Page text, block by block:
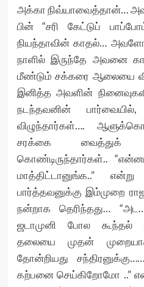
அக்கா நிவ்யாவைத்தான்… அவள்
பின் “சரி கேட்டுப்
நியந்தாவின் காதல்…
நாளில் இருந்தே அவனை
மீண்டும் சக்கரை ஆலையை
இனித்த அவளின்
நடந்தவனின்
விழுந்தார்கள்….
சரக்கை வைத்துக்
கொண்டிருந்தார்கள்..
மாத்திட்டானுங்க..”
பார்த்தவனுக்கு இம்முறை
நன்றாக தெரிந்தது…
ஜடாமுனி போல கூந்தல்
தலையை முதன்
தோன்றியது
கற்பனை செய்கிறோமோ ..”